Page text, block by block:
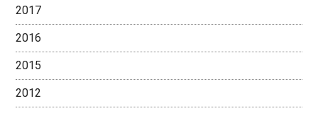
2017
2016
2015
2012